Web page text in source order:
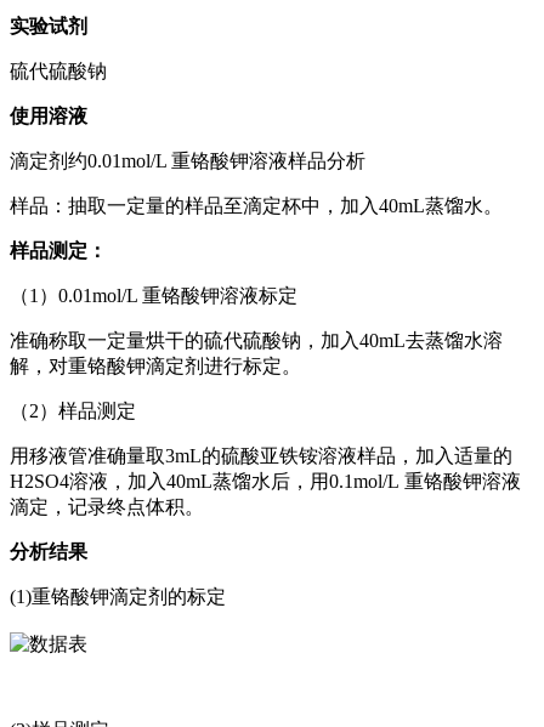
实验试剂
硫代硫酸钠
使用溶液
滴定剂约0.01mol/L 重铬酸钾溶液样品分析
样品：抽取一定量的样品至滴定杯中，加入40mL蒸馏水。
样品测定：
（1）0.01mol/L 重铬酸钾溶液标定
准确称取一定量烘干的硫代硫酸钠，加入40mL去蒸馏水溶
解，对重铬酸钾滴定剂进行标定。
（2）样品测定
用移液管准确量取3mL的硫酸亚铁铵溶液样品，加入适量的
H2SO4溶液，加入40mL蒸馏水后，用0.1mol/L 重铬酸钾溶液
滴定，记录终点体积。
分析结果
(1)重铬酸钾滴定剂的标定